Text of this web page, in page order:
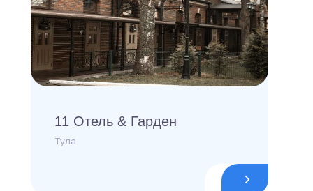
11 Отель & Гарден
Тула